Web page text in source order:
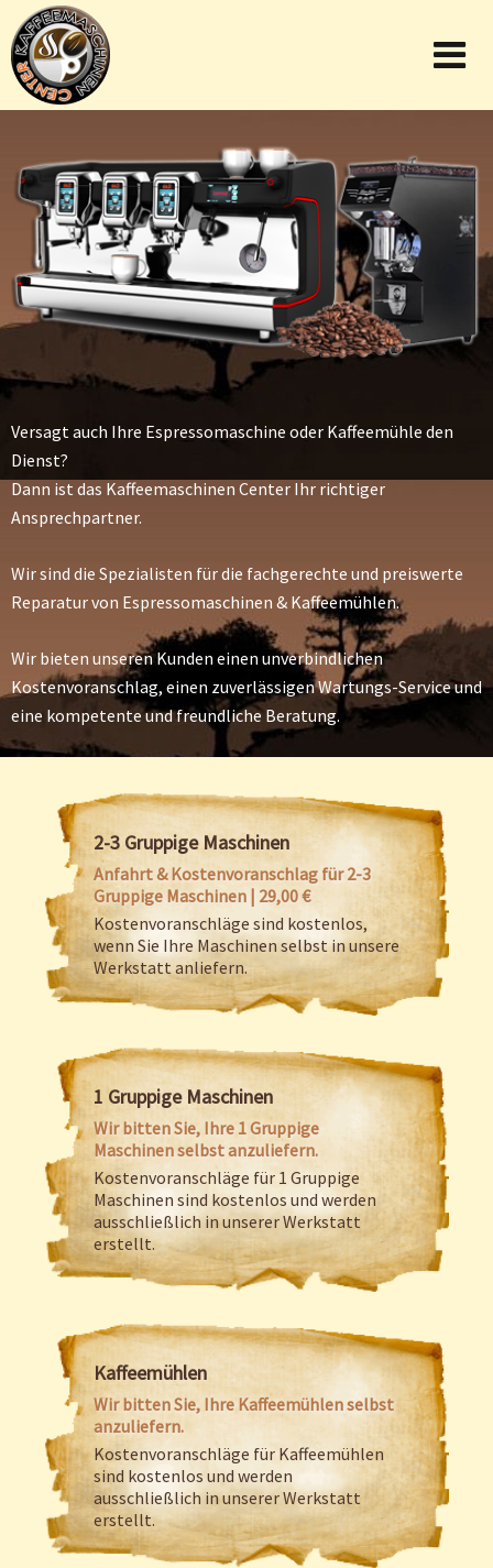
Versagt auch Ihre Espressomaschine oder Kaffeemühle den
Dienst?
Dann ist das Kaffeemaschinen Center Ihr richtiger
Ansprechpartner.
Wir sind die Spezialisten für die fachgerechte und preiswerte
Reparatur von Espressomaschinen & Kaffeemühlen.
Wir bieten unseren Kunden einen unverbindlichen
Kostenvoranschlag, einen zuverlässigen Wartungs-Service und
eine kompetente und freundliche Beratung.
2-3 Gruppige Maschinen
Anfahrt & Kostenvoranschlag für 2-3
Gruppige Maschinen | 29,00 €
Kostenvoranschläge sind kostenlos,
wenn Sie Ihre Maschinen selbst in unsere
Werkstatt anliefern.
1 Gruppige Maschinen
Wir bitten Sie, Ihre 1 Gruppige
Maschinen selbst anzuliefern.
Kostenvoranschläge für 1 Gruppige
Maschinen sind kostenlos und werden
ausschließlich in unserer Werkstatt
erstellt.
Kaffeemühlen
Wir bitten Sie, Ihre Kaffeemühlen selbst
anzuliefern.
Kostenvoranschläge für Kaffeemühlen
sind kostenlos und werden
ausschließlich in unserer Werkstatt
erstellt.